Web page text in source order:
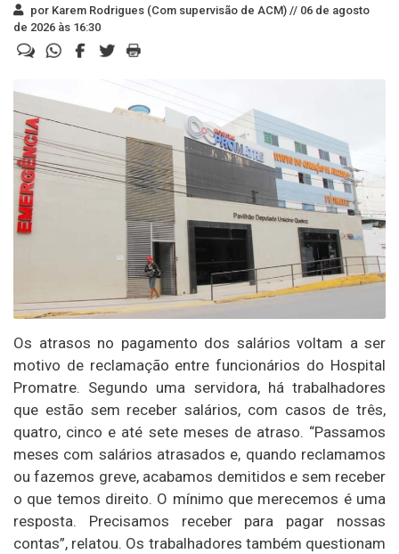
por Karem Rodrigues (Com supervisão de ACM) // 06 de agosto
de 2026 às 16:30
Os atrasos no pagamento dos salários voltam a ser
motivo de reclamação entre funcionários do Hospital
Promatre. Segundo uma servidora, há trabalhadores
que estão sem receber salários, com casos de três,
quatro, cinco e até sete meses de atraso. “Passamos
meses com salários atrasados e, quando reclamamos
ou fazemos greve, acabamos demitidos e sem receber
o que temos direito. O mínimo que merecemos é uma
resposta. Precisamos receber para pagar nossas
contas”, relatou. Os trabalhadores também questionam